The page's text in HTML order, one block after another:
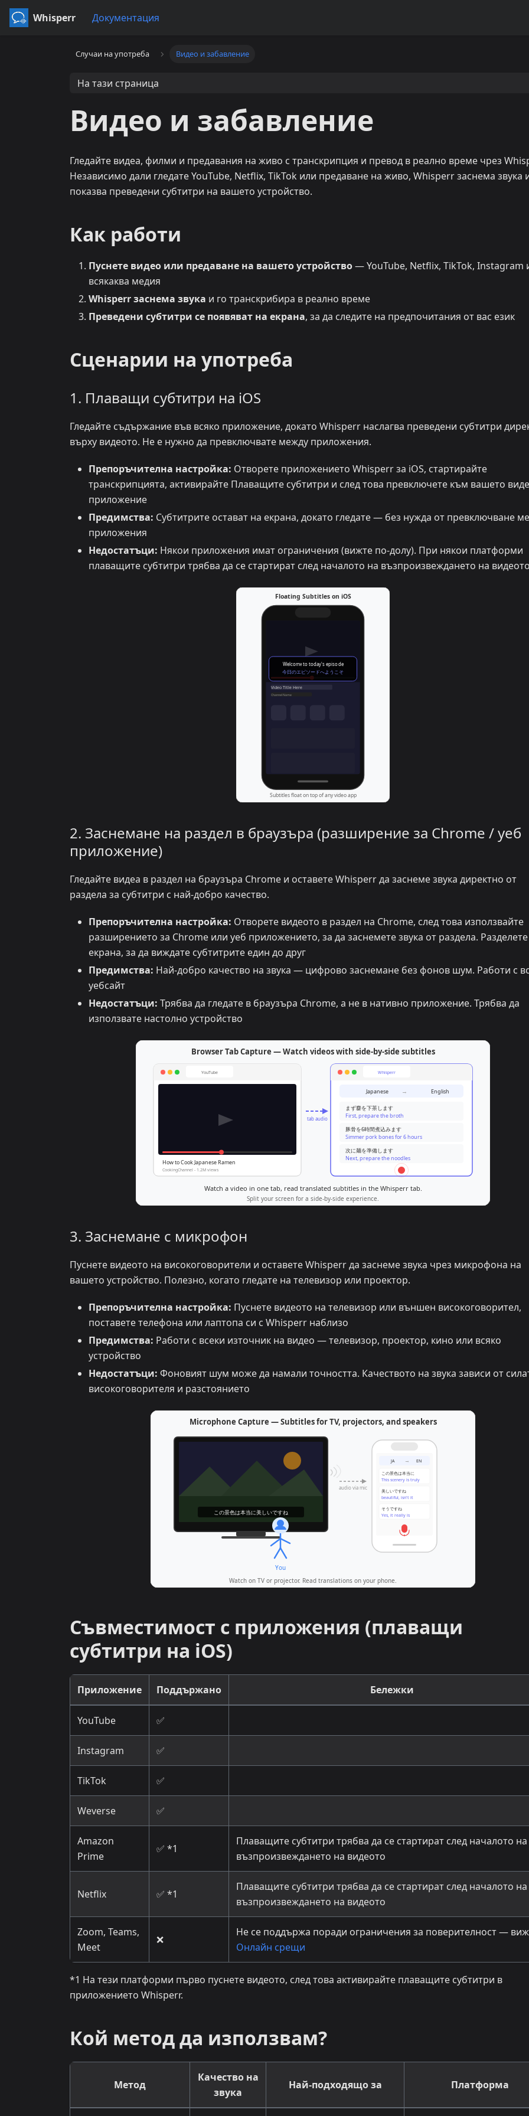
Whisperr Документация
Случаи на употреба Видео и забавление
На тази страница
Видео и забавление
Гледайте видеа, филми и предавания на живо с транскрипция и превод в реално време чрез
Независимо дали гледате YouTube, Netflix, TikTok или предаване на живо, Whisperr заснема звука
показва преведени субтитри на вашето устройство.
Как работи
Пуснете видео или предаване на вашето устройство— YouTube, Netflix, TikTok, Instagram
всякаква медия
Whisperr заснема звука и го транскрибира в реално време
Преведени субтитри се появяват на екрана, за да следите на предпочитания от вас език
Сценарии на употреба
1. Плаващи субтитри на iOS
Гледайте съдържание във всяко приложение, докато Whisperr наслагва преведени субтитри
върху видеото. Не е нужно да превключвате между приложения.
Препоръчителна настройка: Отворете приложението Whisperr за iOS, стартирайте
транскрипцията, активирайте Плаващите субтитри и след това превключете към вашето
приложение
Предимства: Субтитрите остават на екрана, докато гледате — без нужда от превключване
приложения
Недостатъци: Някои приложения имат ограничения (вижте по-долу). При някои платформи
плаващите субтитри трябва да се стартират след началото на възпроизвеждането на
2. Заснемане на раздел в браузъра (разширение за Chrome / уеб
приложение)
Гледайте видеа в раздел на браузъра Chrome и оставете Whisperr да заснеме звука директно от
раздела за субтитри с най-добро качество.
Препоръчителна настройка: Отворете видеото в раздел на Chrome, след това използвайте
разширението за Chrome или уеб приложението, за да заснемете звука от раздела. Разделете
екрана, за да виждате субтитрите един до друг
Предимства: Най-добро качество на звука — цифрово заснемане без фонов шум. Работи с
уебсайт
Недостатъци: Трябва да гледате в браузъра Chrome, а не в нативно приложение. Трябва да
използвате настолно устройство
3. Заснемане с микрофон
Пуснете видеото на високоговорители и оставете Whisperr да заснеме звука чрез микрофона на
вашето устройство. Полезно, когато гледате на телевизор или проектор.
Препоръчителна настройка: Пуснете видеото на телевизор или външен високоговорител,
поставете телефона или лаптопа си с Whisperr наблизо
Предимства: Работи с всеки източник на видео — телевизор, проектор, кино или всяко
устройство
Недостатъци: Фоновият шум може да намали точността. Качеството на звука зависи от
високоговорителя и разстоянието
Съвместимост с приложения (плаващи
субтитри на iOS)
Приложение Поддържано Бележки
YouTube ✅
Instagram ✅
TikTok ✅
Weverse ✅
Amazon
Prime
✅ *1
Плаващите субтитри трябва да се стартират след началото на
възпроизвеждането на видеото
Netflix ✅ *1
Плаващите субтитри трябва да се стартират след началото на
възпроизвеждането на видеото
Zoom, Teams,
Meet
❌
Не се поддържа поради ограничения за поверителност —
Онлайн срещи
*1 На тези платформи първо пуснете видеото, след това активирайте плаващите субтитри в
приложението Whisperr.
Кой метод да използвам?
Метод
Качество на
звука
Най-подходящо за Платформа